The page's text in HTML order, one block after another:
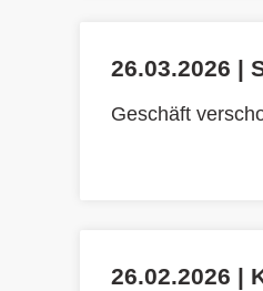
26.03.2026 |
Geschäft
26.02.2026 |